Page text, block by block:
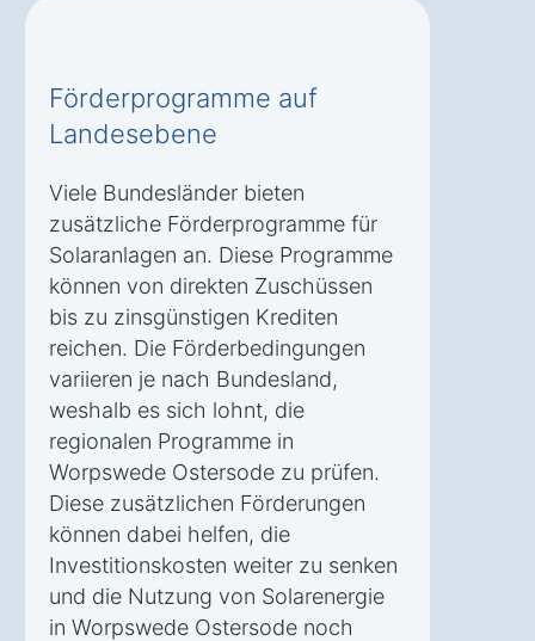
Förderprogramme auf
Landesebene
Viele Bundesländer bieten
zusätzliche Förderprogramme für
Solaranlagen an. Diese Programme
können von direkten Zuschüssen
bis zu zinsgünstigen Krediten
reichen. Die Förderbedingungen
variieren je nach Bundesland,
weshalb es sich lohnt, die
regionalen Programme in
Worpswede Ostersode zu prüfen.
Diese zusätzlichen Förderungen
können dabei helfen, die
Investitionskosten weiter zu senken
und die Nutzung von Solarenergie
in Worpswede Ostersode noch